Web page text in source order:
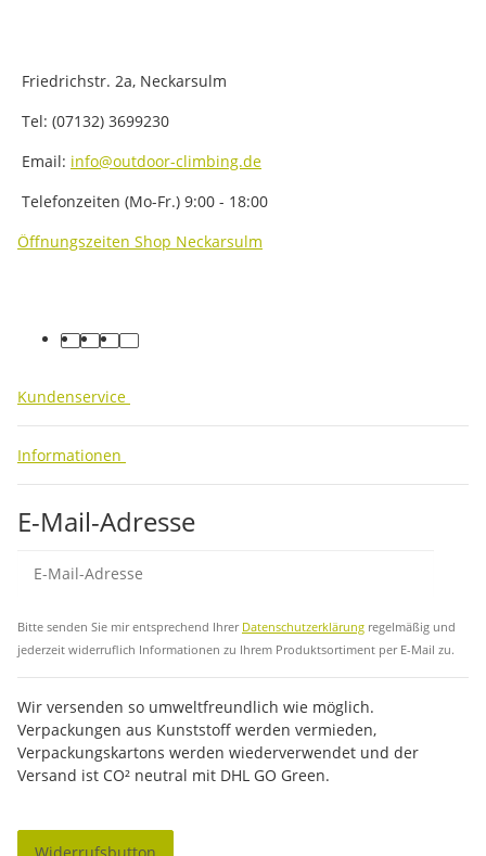
Friedrichstr. 2a, Neckarsulm
Tel: (07132) 3699230
Email: info@outdoor-climbing.de
Telefonzeiten (Mo-Fr.) 9:00 - 18:00
Öffnungszeiten Shop Neckarsulm
facebook
youtube
instagram
tiktok
Kundenservice
Informationen
E-Mail-Adresse
Bitte senden Sie mir entsprechend Ihrer Datenschutzerklärung regelmäßig und
jederzeit widerruflich Informationen zu Ihrem Produktsortiment per E-Mail zu.
Wir versenden so umweltfreundlich wie möglich.
Verpackungen aus Kunststoff werden vermieden,
Verpackungskartons werden wiederverwendet und der
Versand ist CO² neutral mit DHL GO Green.
Widerrufsbutton